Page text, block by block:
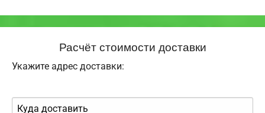
Расчёт стоимости доставки
Укажите адрес доставки: